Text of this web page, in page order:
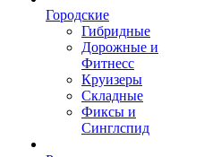
Городские
Гибридные
Дорожные и
Фитнесс
Круизеры
Складные
Фиксы и
Синглспид